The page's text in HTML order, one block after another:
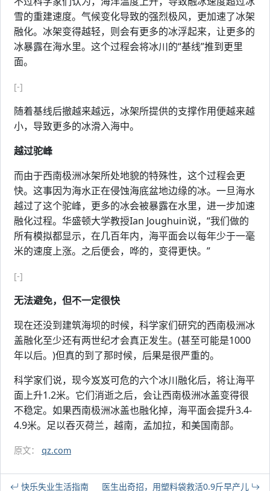
雪的重建速度。气候变化导致的强烈极风，更加速了冰架
融化。冰架变得越轻，则会有更多的冰浮起来，让更多的
冰暴露在海水里。这个过程会将冰川的“基线”推到更里
面。
[-]
随着基线后撤越来越远，冰架所提供的支撑作用便越来越
小，导致更多的冰滑入海中。
越过驼峰
而由于西南极洲冰架所处地貌的特殊性，这个过程会更
快。这事因为海水正在侵蚀海底盆地边缘的冰。一旦海水
越过了这个驼峰，更多的冰会被暴露在水里，进一步加速
融化过程。华盛顿大学教授Ian Joughuin说，“我们做的
所有模拟都显示，在几百年内，海平面会以每年少于一毫
米的速度上涨。之后便会，哗的，变得更快。”
[-]
无法避免，但不一定很快
现在还没到建筑海坝的时候，科学家们研究的西南极洲冰
盖融化至少还有两世纪才会真正发生。(甚至可能是1000
年以后。)但真的到了那时候，后果是很严重的。
科学家们说，现今岌岌可危的六个冰川融化后，将让海平
面上升1.2米。它们消逝之后，会让西南极洲冰盖变得很
不稳定。如果西南极洲冰盖也融化掉，海平面会提升3.4-
4.9米。足以吞灭荷兰，越南，孟加拉，和美国南部。
原文： qz.com
快乐失业生活指南 医生出奇招，用塑料袋救活0.9斤早产儿